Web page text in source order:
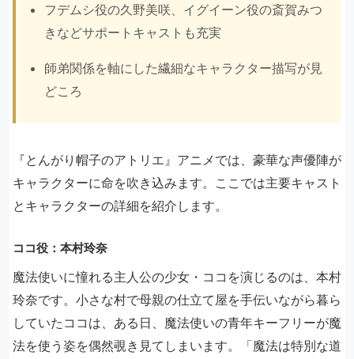
フデムシ役の久野美咲、イグイーン役の斎賀みつ
きなどサポートキャストも充実
師弟関係を軸にした繊細なキャラクター描写が見
どころ
『とんがり帽子のアトリエ』アニメでは、豪華な声優陣が
キャラクターに命を吹き込みます。ここでは主要キャスト
とキャラクターの詳細を紹介します。
ココ役：本村玲奈
魔法使いに憧れる主人公の少女・ココを演じるのは、本村
玲奈です。小さな村で母親の仕立て屋を手伝いながら暮ら
していたココは、ある日、魔法使いの青年キーフリーが魔
法を使う姿を偶然覗き見てしまいます。「魔法は特別な道